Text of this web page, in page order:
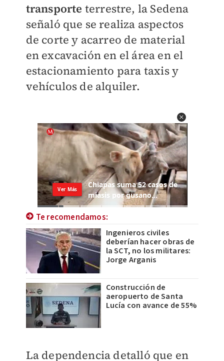
transporte terrestre, la Sedena
señaló que se realiza aspectos
de corte y acarreo de material
en excavación en el área en el
estacionamiento para taxis y
vehículos de alquiler.
Te recomendamos:
Ingenieros civiles
deberían hacer obras de
la SCT, no los militares:
Jorge Arganis
Construcción de
aeropuerto de Santa
Lucía con avance de 55%
La dependencia detalló que en